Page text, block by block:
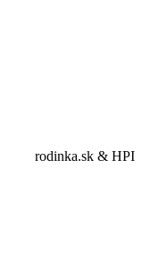
rodinka.sk & HPI